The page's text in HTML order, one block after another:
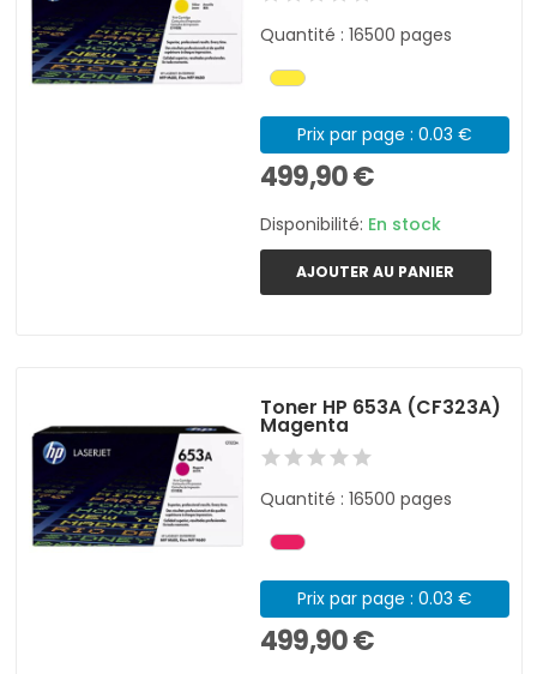
Quantité : 16500 pages
Prix par page : 0.03 €
499,90 €
Disponibilité: En stock
AJOUTER AU PANIER
Toner HP 653A (CF323A)
Magenta
Quantité : 16500 pages
Prix par page : 0.03 €
499,90 €